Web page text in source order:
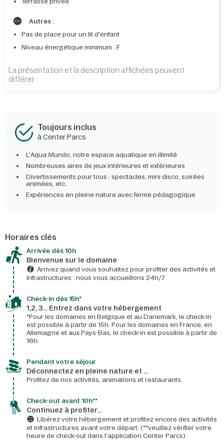
Autres :
Pas de place pour un lit d'enfant
Niveau énergétique minimum : F
La présentation et la description affichées peuvent
différer
Toujours inclus
à Center Parcs
L'Aqua Mundo, notre espace aquatique en illimité
Nombreuses aires de jeux intérieures et extérieures
Divertissements pour tous : spectacles, mini disco, soirées
animées, etc.
Expériences en pleine nature avec ferme pédagogique
Horaires clés
Arrivée dès 10h​
Bienvenue sur le domaine​
Arrivez quand vous souhaitez pour profiter des activités et
infrastructures : nous vous accueillons 24h/7​
Check-in dès 15h*​
1,2, 3… Entrez dans votre hébergement
*Pour les domaines en Belgique et au Danemark, le check-in
est possible à partir de 15h. Pour les domaines en France, en
Allemagne et aux Pays-Bas, le check-in est possible à partir de
16h.
Pendant votre séjour
Déconnectez en pleine nature et …
Profitez de nos activités, animations et restaurants.
Check-out avant 10h**
Continuez à profiter…
Libérez votre hébergement et profitez encore des activités
et infrastructures avant votre départ. (**veuillez vérifier votre
heure de check-out dans l'application Center Parcs)